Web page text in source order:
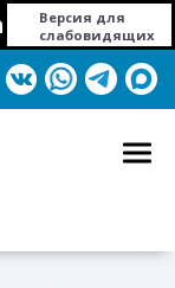
Версия для
слабовидящих